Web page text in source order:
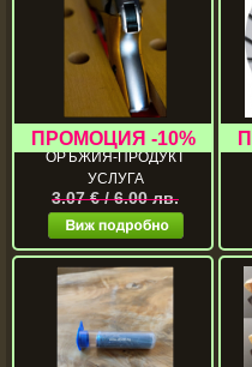
СВЕТЕЩИ В ТЪМНОТО
ОРЪЖИЯ-ПРОДУКТ
УСЛУГА
3.07 € / 6.00 лв.